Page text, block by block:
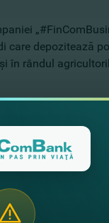
depozitează
rândul